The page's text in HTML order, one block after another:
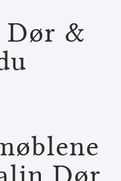
&